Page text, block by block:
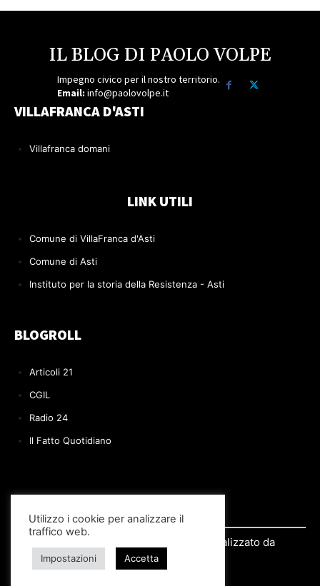
IL BLOG DI PAOLO VOLPE
Impegno civico per il nostro territorio.
Email: info@paolovolpe.it
VILLAFRANCA D'ASTI
Villafranca domani
LINK UTILI
Comune di VillaFranca d'Asti
Comune di Asti
Instituto per la storia della Resistenza - Asti
BLOGROLL
Articoli 21
CGIL
Radio 24
Il Fatto Quotidiano
© 2022 Il BLOG di Paolo Volpe | Realizzato da
Si.Re.Informatica
Utilizzo i cookie per analizzare il
traffico web.
Impostazioni Accetta